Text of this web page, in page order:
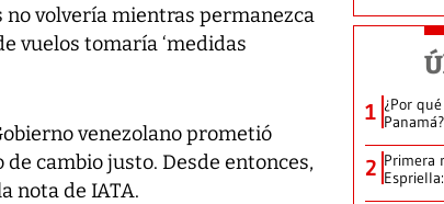
volvería mientras permanezca
vuelos tomaría ‘medidas
venezolano prometió
cambio justo. Desde entonces,
nota de IATA.
1 ¿Por
2 Primera